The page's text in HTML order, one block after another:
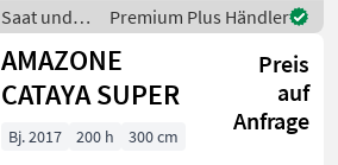
Drillmaschine Reform
Modell** **Allgemeine In
Saat und
Pflege /
Reform
Premium Plus Händler
AMAZONE
CATAYA SUPER
Preis
auf
Anfrage
Bj. 2017 200 h
300 cm